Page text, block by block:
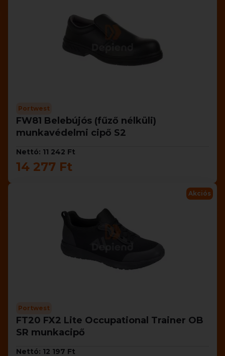
Portwest
FW81 Belebújós (fűző nélküli)
munkavédelmi cipő S2
Nettó: 11 242 Ft
14 277 Ft
Akciós
Portwest
FT20 FX2 Lite Occupational Trainer OB
SR munkacipő
Nettó: 12 197 Ft